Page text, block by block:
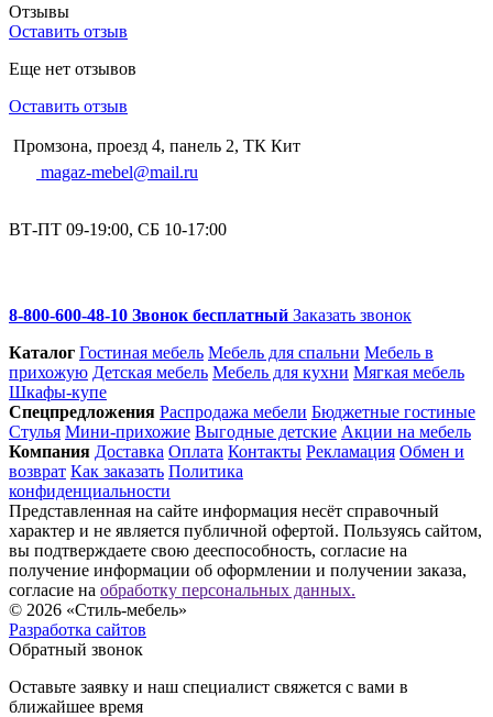
Отзывы
Оставить отзыв
Еще нет отзывов
Оставить отзыв
Промзона, проезд 4, панель 2, ТК Кит
magaz-mebel@mail.ru
ВТ-ПТ 09-19:00, СБ 10-17:00
8-800-600-48-10 Звонок бесплатный Заказать звонок
Каталог Гостиная мебель Мебель для спальни Мебель в
прихожую Детская мебель Мебель для кухни Мягкая мебель
Шкафы-купе
Спец­предложения Распродажа мебели Бюджетные гостиные
Стулья Мини-прихожие Выгодные детские Акции на мебель
Компания Доставка Оплата Контакты Рекламация Обмен и
возврат Как заказать Политика
конфиденциальности
Представленная на сайте информация несёт справочный
характер и не является публичной офертой. Пользуясь сайтом,
вы подтверждаете свою дееспособность, согласие на
получение информации об оформлении и получении заказа,
согласие на обработку персональных данных.
© 2026 «Стиль-мебель»
Разработка сайтов
Обратный звонок
Оставьте заявку и наш специалист свяжется с вами в
ближайшее время